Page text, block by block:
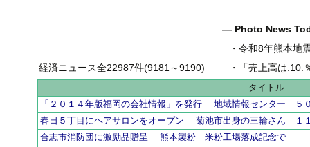
― Photo News
・令和8年熊本地
・
「売上高は.10.％増の
経済ニュース全22987件(9181～9190)
タイトル
「２０１４年版福岡の会社情報」を発行 地域情報センター ５
春日５丁目にヘアサロンをオープン 菊池市出身の三輪さん １
合志市消防団に激励品贈呈 熊本製粉 米粉工場落成記念で